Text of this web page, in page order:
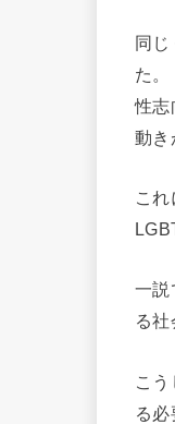
同じ
た。
性志
動き
こ
一説
る
こ
る必